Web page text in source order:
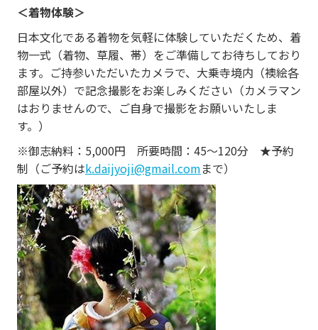
＜着物体験＞
日本文化である着物を気軽に体験していただくため、着
物一式（着物、草履、帯）をご準備してお待ちしており
ます。ご持参いただいたカメラで、大乗寺境内（襖絵各
部屋以外）で記念撮影をお楽しみください（カメラマン
はおりませんので、ご自身で撮影をお願いいたしま
す。）
※御志納料：5,000円 所要時間：45～120分 ★予約
制（ご予約はk.daijyoji@gmail.comまで）